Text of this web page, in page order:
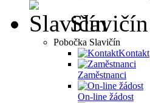
Slavičín
Pobočka Slavičín
Kontakt
Zaměstnanci
On-line žádost